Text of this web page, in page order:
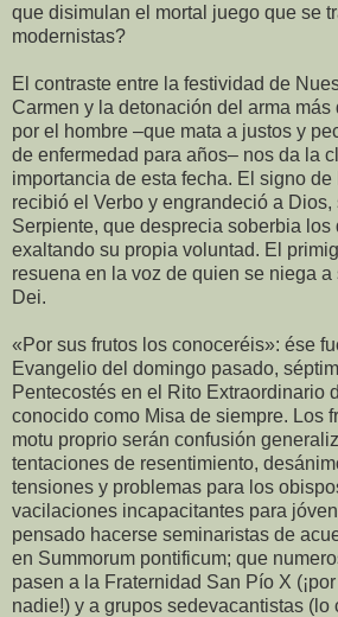
que disimulan el mortal juego que se
modernistas?
El contraste entre la festividad de
Carmen y la detonación del arma
por el hombre –que mata a justos y
de enfermedad para años– nos da la
importancia de esta fecha. El signo
recibió el Verbo y engrandeció a
Serpiente, que desprecia soberbia los
exaltando su propia voluntad. El
resuena en la voz de quien se niega
Dei.
«Por sus frutos los conoceréis»: ése
Evangelio del domingo pasado,
Pentecostés en el Rito Extraordinario
conocido como Misa de siempre. Los
motu proprio serán confusión
tentaciones de resentimiento,
tensiones y problemas para los
vacilaciones incapacitantes para
pensado hacerse seminaristas de
en Summorum pontificum; que
pasen a la Fraternidad San Pío X
nadie!) y a grupos sedevacantistas (lo